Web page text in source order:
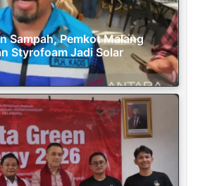
Sampah, Pemkot Malang
Styrofoam Jadi Solar